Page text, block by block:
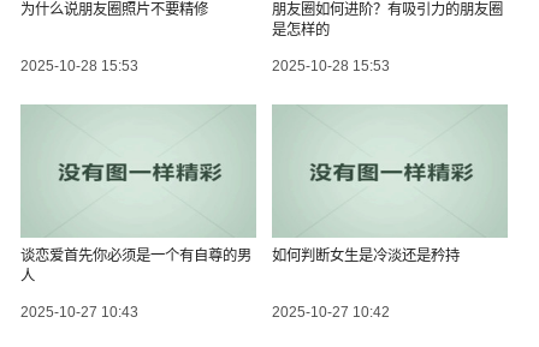
为什么说朋友圈照片不要精修
2025-10-28 15:53
朋友圈如何进阶？有吸引力的朋友圈
是怎样的
2025-10-28 15:53
谈恋爱首先你必须是一个有自尊的男
人
2025-10-27 10:43
如何判断女生是冷淡还是矜持
2025-10-27 10:42